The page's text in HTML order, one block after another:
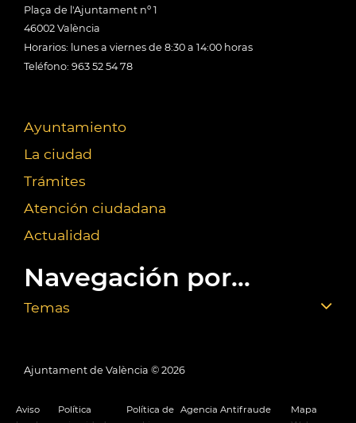
Plaça de l'Ajuntament nº 1
46002 València
Horarios: lunes a viernes de 8:30 a 14:00 horas
Teléfono: 963 52 54 78
Ayuntamiento
La ciudad
Trámites
Atención ciudadana
Actualidad
Navegación por...
Temas
Ajuntament de València © 2026
Aviso
Política
Política de Agencia Antifraude
Mapa